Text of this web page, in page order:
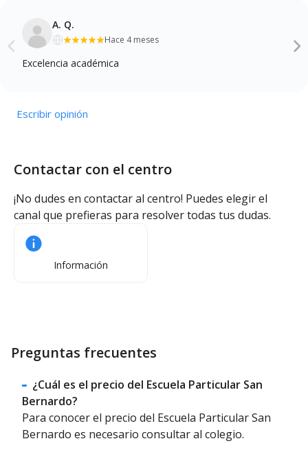
A. Q.
Hace 4 meses
Excelencia académica
Escribir opinión
Contactar con el centro
¡No dudes en contactar al centro! Puedes elegir el
canal que prefieras para resolver todas tus dudas.
Información
Preguntas frecuentes
¿Cuál es el precio del Escuela Particular San
Bernardo?
Para conocer el precio del Escuela Particular San
Bernardo es necesario consultar al colegio.